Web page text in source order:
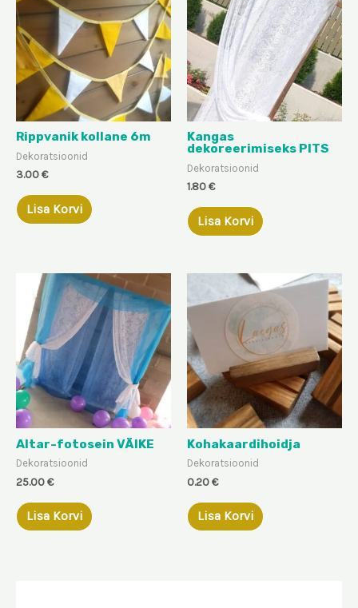
Rippvanik kollane 6m
Dekoratsioonid
3.00€
Lisa Korvi
Kangas
dekoreerimiseks PITS
Dekoratsioonid
1.80€
Lisa Korvi
Altar-fotosein VÄIKE
Dekoratsioonid
25.00€
Lisa Korvi
Kohakaardihoidja
Dekoratsioonid
0.20€
Lisa Korvi